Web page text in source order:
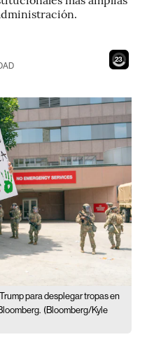
21
para desplegar tropas en
(Bloomberg/Kyle